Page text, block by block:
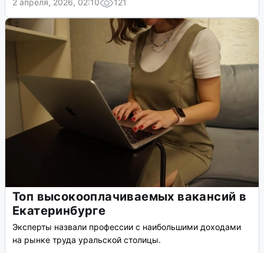
2 апреля, 2026, 02:10
121
Топ высокооплачиваемых вакансий в
Екатеринбурге
Эксперты назвали профессии с наибольшими доходами
на рынке труда уральской столицы.